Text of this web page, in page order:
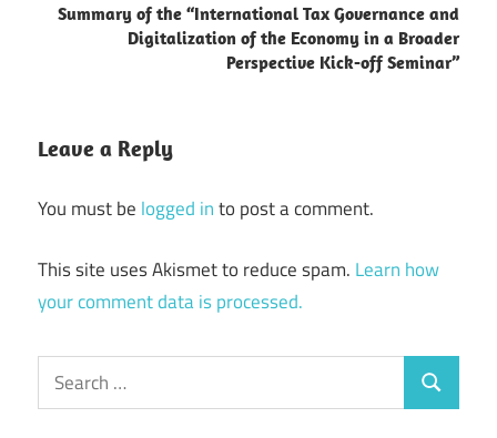
Summary of the “International Tax Governance and
Digitalization of the Economy in a Broader
Perspective Kick-off Seminar”
Leave a Reply
You must be logged into post a comment.
This site uses Akismet to reduce spam. Learn how
your comment data is processed.
Search
for:
Search